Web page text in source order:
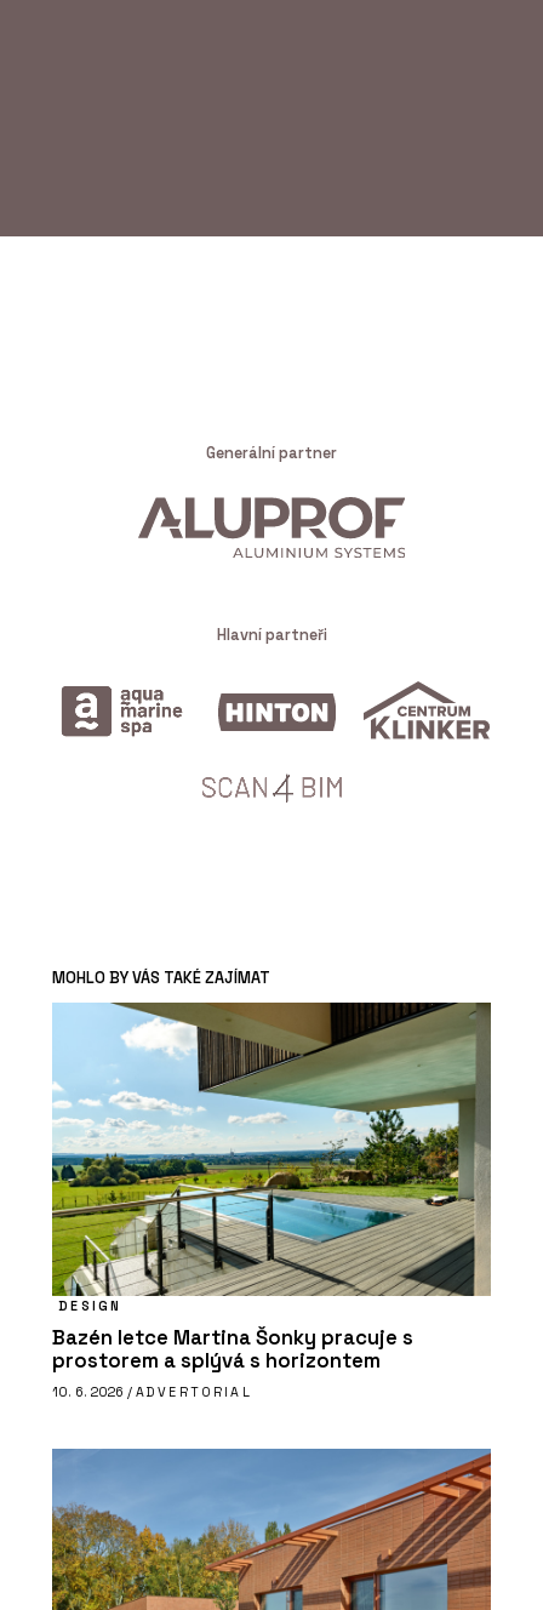
Generální partner
Hlavní partneři
MOHLO BY VÁS TAKÉ ZAJÍMAT
DESIGN
Bazén letce Martina Šonky pracuje s
prostorem a splývá s horizontem
10. 6. 2026 / ADVERTORIAL